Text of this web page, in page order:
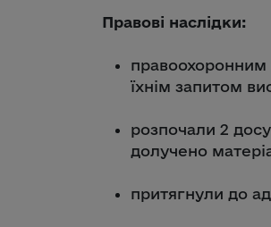
Правові наслідки:
правоохоронним
їхнім запитом
розпочали 2
долучено
притягнули до